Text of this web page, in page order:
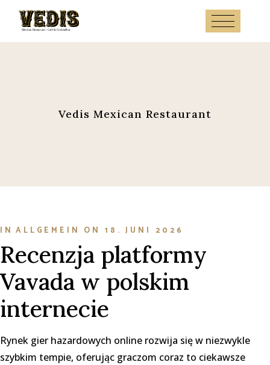
content
Vedis Mexican Restaurant
IN ALLGEMEIN ON 18. JUNI 2026
Recenzja platformy
Vavada w polskim
internecie
Rynek gier hazardowych online rozwija się w niezwykle
szybkim tempie, oferując graczom coraz to ciekawsze